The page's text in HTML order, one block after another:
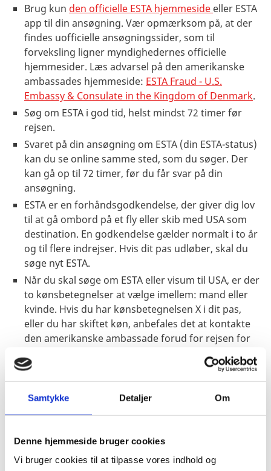
Samtykke Detaljer Om
Denne hjemmeside bruger cookies
Vi bruger cookies til at tilpasse vores indhold og
Brug kun den officielle ESTA hjemmeside eller ESTA
app til din ansøgning. Vær opmærksom på, at der
findes uofficielle ansøgningssider, som til
forveksling ligner myndighedernes officielle
hjemmesider. Læs advarsel på den amerikanske
ambassades hjemmeside: ESTA Fraud - U.S.
Embassy & Consulate in the Kingdom of Denmark.
Søg om ESTA i god tid, helst mindst 72 timer før
rejsen.
Svaret på din ansøgning om ESTA (din ESTA-status)
kan du se online samme sted, som du søger. Der
kan gå op til 72 timer, før du får svar på din
ansøgning.
ESTA er en forhåndsgodkendelse, der giver dig lov
til at gå ombord på et fly eller skib med USA som
destination. En godkendelse gælder normalt i to år
og til flere indrejser. Hvis dit pas udløber, skal du
søge nyt ESTA.
Når du skal søge om ESTA eller visum til USA, er der
to kønsbetegnelser at vælge imellem: mand eller
kvinde. Hvis du har kønsbetegnelsen X i dit pas,
eller du har skiftet køn, anbefales det at kontakte
den amerikanske ambassade forud for rejsen for
vejledning om, hvordan du skal forholde dig.
Hvis du har spørgsmål vedr. ESTA, se
Official ESTA
Application Website, U.S. Customs and Border
Protection
. Du kan også ringe til CBP Traveler
Communications Center på tlf. +1 202 325 8000 eller